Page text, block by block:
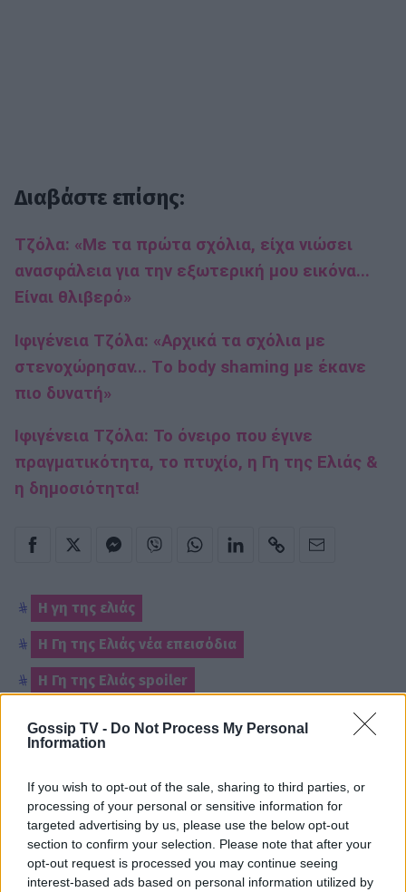
Gossip TV - Do Not Process My Personal
Information
If you wish to opt-out of the sale, sharing to third parties, or
processing of your personal or sensitive information for
targeted advertising by us, please use the below opt-out
section to confirm your selection. Please note that after your
opt-out request is processed you may continue seeing
interest-based ads based on personal information utilized by
Διαβάστε επίσης:
Τζόλα: «Με τα πρώτα σχόλια, είχα νιώσει
ανασφάλεια για την εξωτερική μου εικόνα...
Είναι θλιβερό»
Ιφιγένεια Τζόλα: «Αρχικά τα σχόλια με
στενοχώρησαν... Τo body shaming με έκανε
πιο δυνατή»
Ιφιγένεια Τζόλα: To όνειρο που έγινε
πραγματικότητα, το πτυχίο, η Γη της Ελιάς &
η δημοσιότητα!
Η γη της ελιάς
Η Γη της Ελιάς νέα επεισόδια
Η Γη της Ελιάς spoiler
ΡΟΗ ΕΙΔΗΣΕΩΝ